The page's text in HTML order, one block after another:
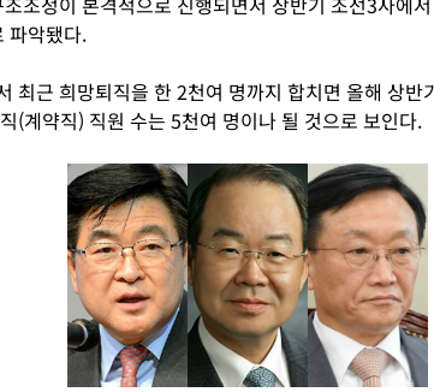
파악됐다.
최근 희망퇴직을 한 2천여 명까지 합치면 올해 상반
(계약직) 직원 수는 5천여 명이나 될 것으로 보인다.